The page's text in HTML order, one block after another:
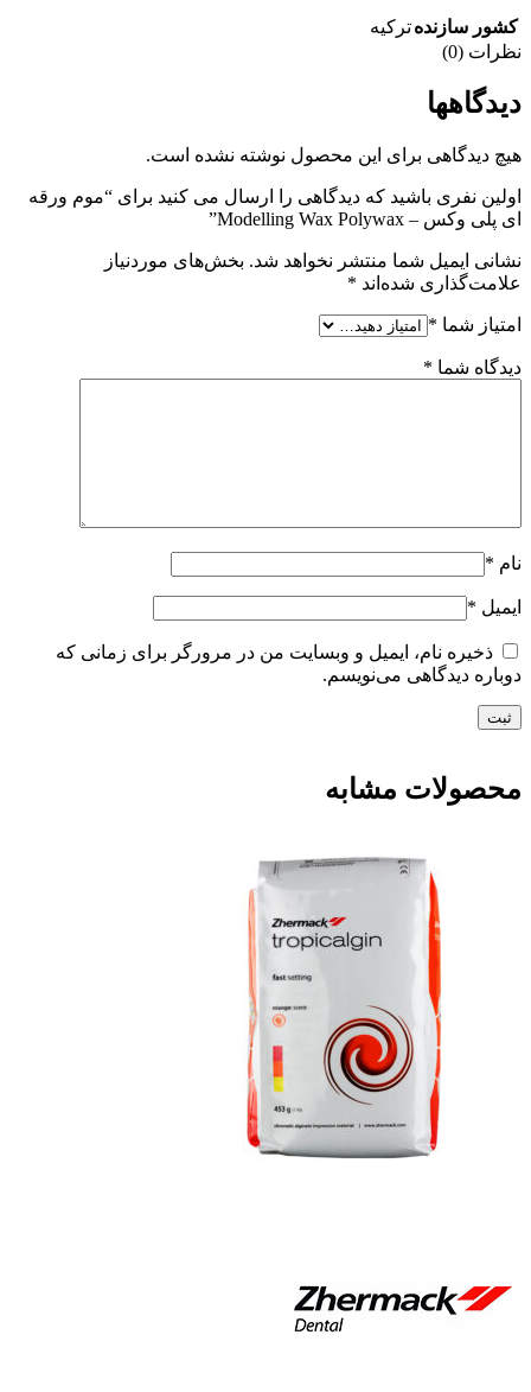
کشور سازندهترکیه
نظرات (0)
دیدگاهها
هیچ دیدگاهی برای این محصول نوشته نشده است.
اولین نفری باشید که دیدگاهی را ارسال می کنید برای “موم ورقه
ای پلی وکس – Modelling Wax Polywax”
نشانی ایمیل شما منتشر نخواهد شد. بخش‌های موردنیاز
علامت‌گذاری شده‌اند *
امتیاز شما *
دیدگاه شما *
نام *
ایمیل *
ذخیره نام، ایمیل و وبسایت من در مرورگر برای زمانی که
دوباره دیدگاهی می‌نویسم.
محصولات مشابه